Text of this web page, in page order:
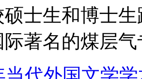
士生和博士
著名的煤层